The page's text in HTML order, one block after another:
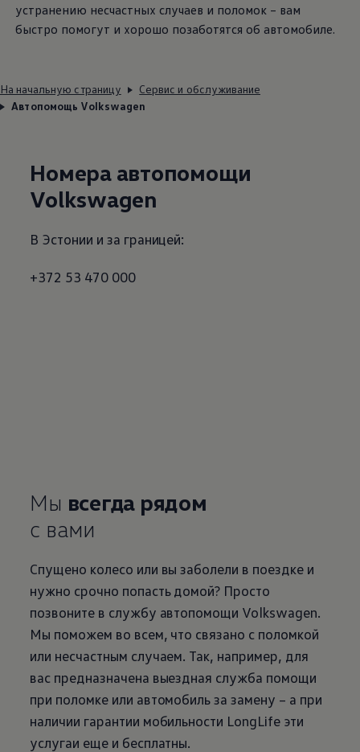
устранению несчастных случаев и поломок – вам
быстро помогут и хорошо позаботятся об автомобиле.
На начальную страницу
Сервис и обслуживание
Автопомощь Volkswagen
Номера автопомощи
Volkswagen
В Эстонии и за границей:
+372 53 470 000
Мы всегда рядом
с вами
Спущено колесо или вы заболели в поездке и
нужно срочно попасть домой? Просто
позвоните в службу автопомощи Volkswagen.
Мы поможем во всем, что связано с поломкой
или несчастным случаем. Так, например, для
вас предназначена выездная служба помощи
при поломке или автомобиль за замену – а при
наличии гарантии мобильности LongLife эти
услугаи еще и бесплатны.